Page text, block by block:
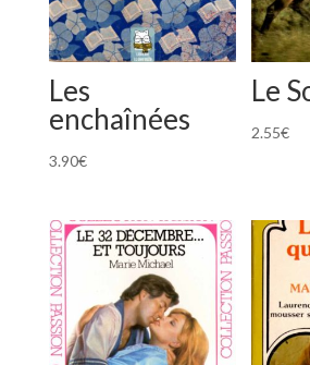
Les
enchaînées
3.90€
Le
2.55€